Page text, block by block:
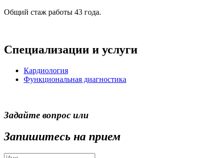
Общий стаж работы 43 года.
Специализации и услуги
Кардиология
Функциональная диагностика
Задайте вопрос или
Запишитесь на прием